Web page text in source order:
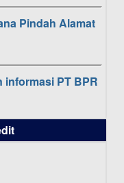
Pindah Alamat
informasi PT BPR
TAMASHA